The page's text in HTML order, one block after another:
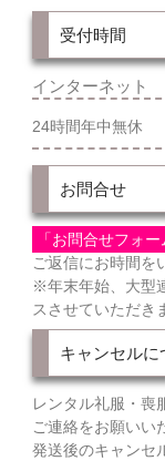
受付時間
インターネット
24時間年中無休
お問合せ
「お問合せフォー
ご返信にお時間を
※年末年始、大型
スさせていただき
キャンセルに
レンタル礼服・喪
ご連絡をお願いい
発送後のキャンセ